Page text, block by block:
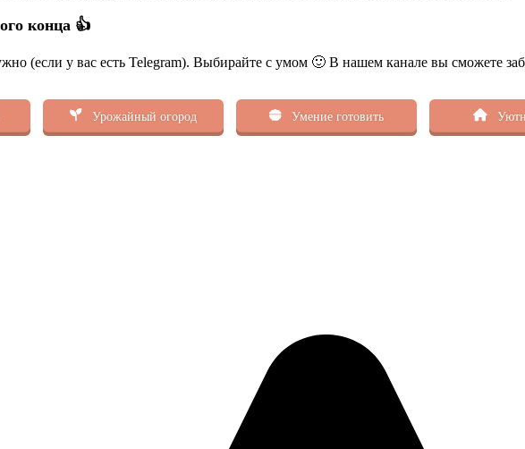
конца 👍
(если у вас есть Telegram). Выбирайте с умом 🙂 В нашем канале вы сможете
Урожайный огород Умение готовить